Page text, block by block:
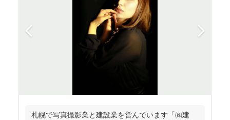
札幌で写真撮影業と建設業を営んでいます「㈱建